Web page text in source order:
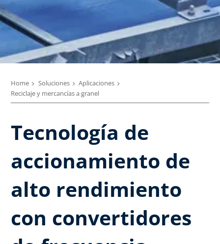
Home Soluciones
Aplicaciones
Reciclaje y mercancías a granel
Tecnología de
accionamiento de
alto rendimiento
con convertidores